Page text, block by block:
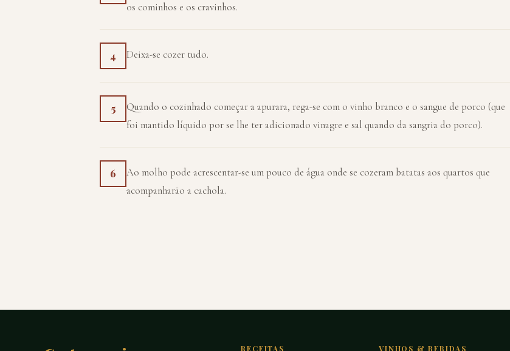
os cominhos e os cravinhos.
4 Deixa-se cozer tudo.
5
Quando o cozinhado começar a apurara, rega-se com o vinho branco e o sangue de porco (que
foi mantido líquido por se lhe ter adicionado vinagre e sal quando da sangria do porco).
6
Ao molho pode acrescentar-se um pouco de água onde se cozeram batatas aos quartos que
acompanharão a cachola.
RECEITAS VINHOS & BEBIDAS